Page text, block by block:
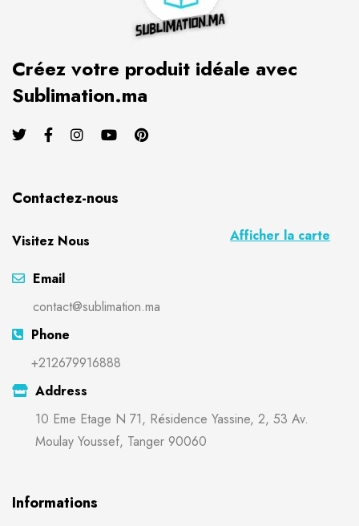
Créez votre produit idéale avec
Sublimation.ma
Contactez-nous
Visitez Nous Afficher la carte
Email
contact@sublimation.ma
Phone
+212679916888
Address
10 Eme Etage N 71, Résidence Yassine, 2, 53 Av.
Moulay Youssef, Tanger 90060
Informations